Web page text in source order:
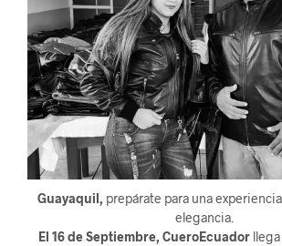
Guayaquil, prepárate para una
elegancia.
El 16 de Septiembre, CueroEcuador